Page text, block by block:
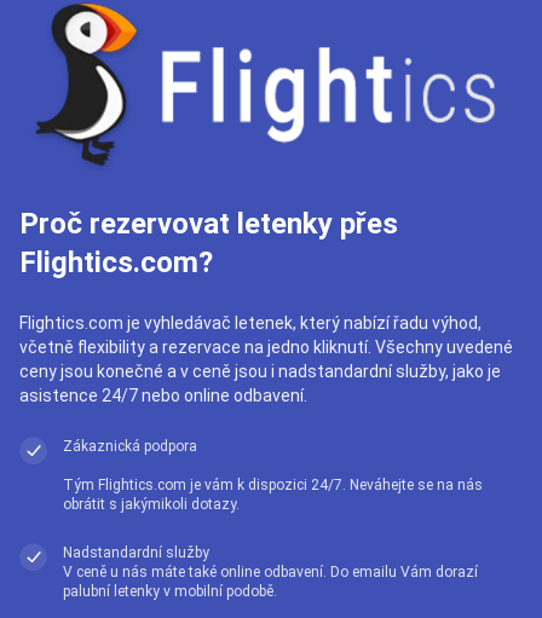
Proč rezervovat letenky přes
Flightics.com?
Flightics.com je vyhledávač letenek, který nabízí řadu výhod,
včetně flexibility a rezervace na jedno kliknutí. Všechny uvedené
ceny jsou konečné a v ceně jsou i nadstandardní služby, jako je
asistence 24/7 nebo online odbavení.
Zákaznická podpora
Tým Flightics.com je vám k dispozici 24/7. Neváhejte se na nás
obrátit s jakýmikoli dotazy.
Nadstandardní služby
V ceně u nás máte také online odbavení. Do emailu Vám dorazí
palubní letenky v mobilní podobě.